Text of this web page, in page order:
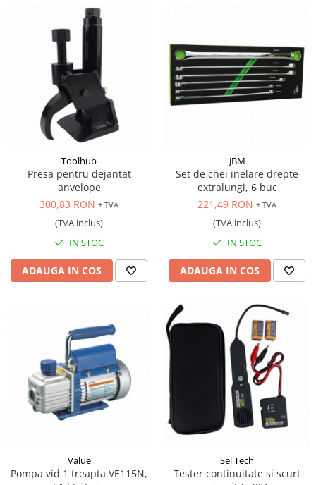
Toolhub
Presa pentru dejantat
anvelope
300,83 RON + TVA
(TVA inclus)
IN STOC
ADAUGA IN COS
JBM
Set de chei inelare drepte
extralungi, 6 buc
221,49 RON + TVA
(TVA inclus)
IN STOC
ADAUGA IN COS
Value
Pompa vid 1 treapta VE115N,
Sel Tech
Tester continuitate si scurt